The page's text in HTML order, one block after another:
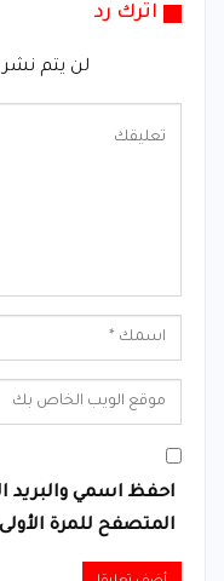
اترك رد
لن يتم نشر
احفظ اسمي والبريد
المتصفح للمرة